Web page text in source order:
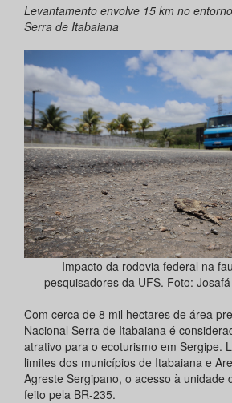
Levantamento envolve 15 km no
Serra de Itabaiana
Impacto da rodovia federal na
pesquisadores da UFS. Foto:
Com cerca de 8 mil hectares de área
Nacional Serra de Itabaiana é
atrativo para o ecoturismo em Sergipe.
limites dos municípios de Itabaiana e
Agreste Sergipano, o acesso à unidade
feito pela BR-235.